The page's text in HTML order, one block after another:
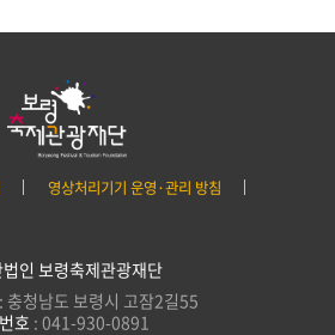
영상처리기기 운영·관리 방침
인 보령축제관광재단
: 충청남도 보령시 고잠2길55
호 : 041-930-0891